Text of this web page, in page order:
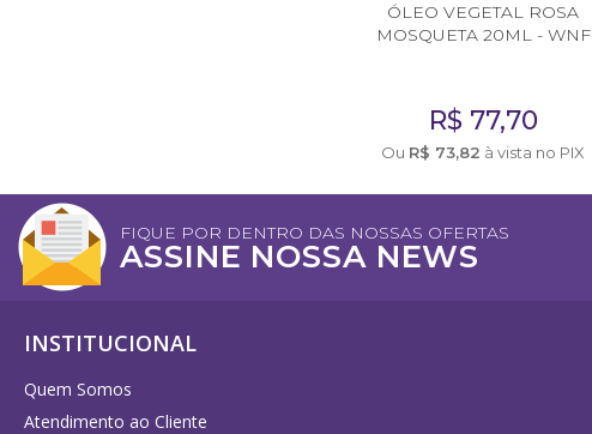
ÓLEO VEGETAL ROSA
MOSQUETA 20ML - WNF
R$ 77,70
Ou R$ 73,82 à vista no PIX
FIQUE POR DENTRO DAS NOSSAS OFERTAS
ASSINE NOSSA NEWS
INSTITUCIONAL
Quem Somos
Atendimento ao Cliente